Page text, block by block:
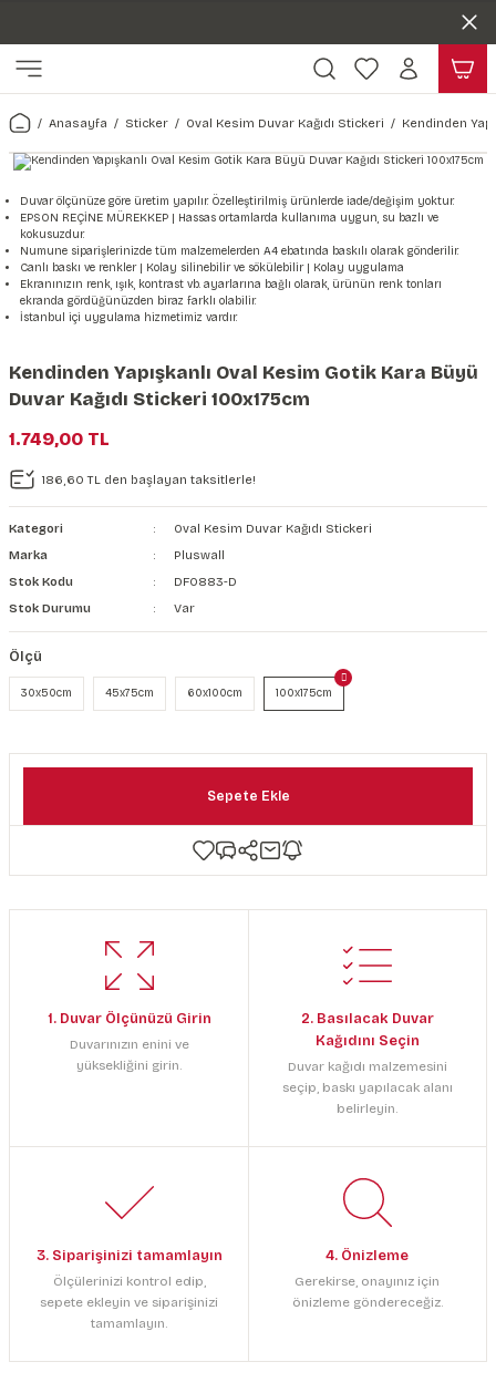
Harita & Şehir Duvar Kağıdı
Türkiye Serisi Duvar Kağıdı
Şehir & Ülke Duvar Kağıdı
Duvar Kağıdı
Çiçek Duvar Kağıdı
Hayvan, Yaprak & Çiçek
Yaprak Desenli Duvar Kağıdı
Hayvan Duvar Kağıdı
Kağıdı
Doğa & Manza Duvar Kağıdı
Manzara Duvar Kağıdı
Orman Duvar Kağıdı
Tasarım & Sanatsal Duvar
Sanat Duvar Kağıdı
Geometrik Duvar Kağıdı
Araba Duvar Kağıdı
Sağlık Duvar Kağıdı
Taş Desenli Duvar Kağıdı
Ahşap, Mermer & Taş
Mermer Desenli Duvar Kağıdı
Taş Desenli Duvar Kağıdı
Ahşap Desenli Duvar Kağıdı
Duvar Kanvası
Kağıdı Stickeri
Seti
Sticker Seti
Anasayfa Sticker Oval Kesim Duvar Kağıdı Stickeri Kendinden
Duvar ölçünüze göre üretim yapılır. Özelleştirilmiş ürünlerde iade/değişim yoktur.
EPSON REÇİNE MÜREKKEP | Hassas ortamlarda kullanıma uygun, su bazlı ve
kokusuzdur.
Numune siparişlerinizde tüm malzemelerden A4 ebatında baskılı olarak gönderilir.
Canlı baskı ve renkler | Kolay silinebilir ve sökülebilir | Kolay uygulama
Ekranınızın renk, ışık, kontrast vb. ayarlarına bağlı olarak, ürünün renk tonları
ekranda gördüğünüzden biraz farklı olabilir.
İstanbul içi uygulama hizmetimiz vardır.
Kendinden Yapışkanlı Oval Kesim Gotik Kara Büyü
Duvar Kağıdı Stickeri 100x175cm
1.749,00 TL
186,60 TL den başlayan taksitlerle!
Kategori
Oval Kesim Duvar Kağıdı Stickeri
Marka
Pluswall
Stok Kodu
DF0883-D
Stok Durumu
Var
Ölçü
30x50cm 45x75cm 60x100cm 100x175cm
Sepete Ekle
1. Duvar Ölçünüzü Girin
Duvarınızın enini ve
yüksekliğini girin.
2. Basılacak Duvar
Kağıdını Seçin
Duvar kağıdı malzemesini
seçip, baskı yapılacak alanı
belirleyin.
3. Siparişinizi tamamlayın
Ölçülerinizi kontrol edip,
sepete ekleyin ve siparişinizi
tamamlayın.
4. Önizleme
Gerekirse, onayınız için
önizleme göndereceğiz.